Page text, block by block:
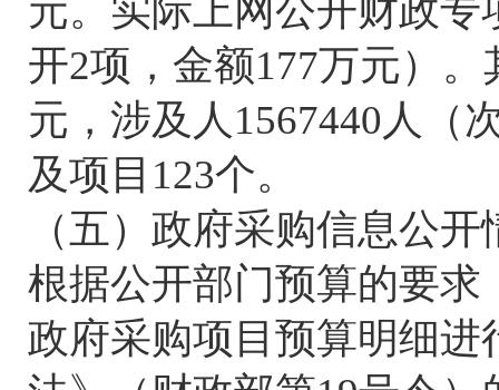
元。实际上网公开财政专
开2项，金额177万元）
元，涉及人1567440人（
及项目123个。
（五）政府采购信息公开
根据公开部门预算的要
政府采购项目预算明细